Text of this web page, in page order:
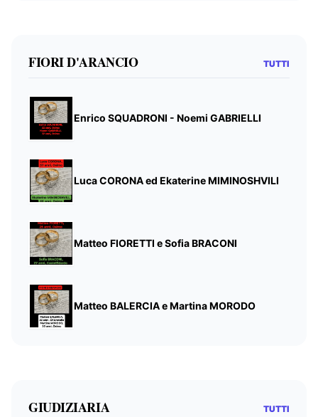
FIORI D'ARANCIO TUTTI
Enrico SQUADRONI - Noemi GABRIELLI
Luca CORONA ed Ekaterine MIMINOSHVILI
Matteo FIORETTI e Sofia BRACONI
Matteo BALERCIA e Martina MORODO
GIUDIZIARIA TUTTI